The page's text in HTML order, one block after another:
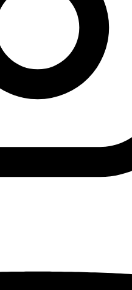
quienes
Túnez y Egipto, y sus
en la demanda de una
la reducción del
sociales.
tradicionales se
políticos y adoptaron
hasta que llegaron
al margen.
Fundación Al Fanar